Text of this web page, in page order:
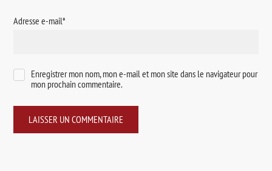
Adresse e-mail*
Enregistrer mon nom, mon e-mail et mon site dans le navigateur pour
mon prochain commentaire.